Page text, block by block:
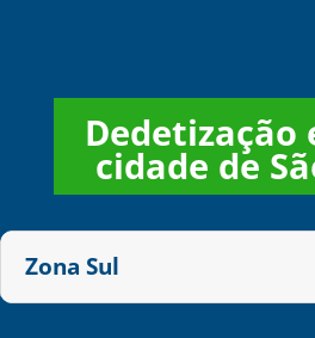
Dedetização
cidade de
Zona Sul